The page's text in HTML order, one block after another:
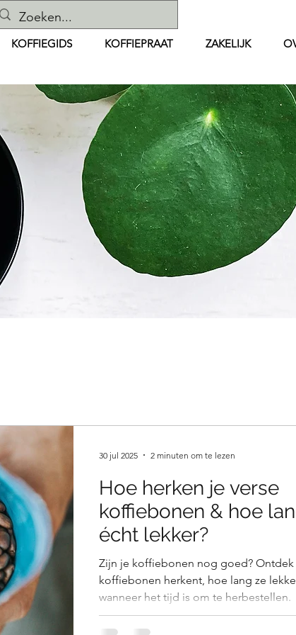
KOFFIEGIDS KOFFIEPRAAT ZAKELIJK
Hoe herken je verse
koffiebonen & hoe
écht lekker?
Zijn je koffiebonen nog goed? Ontdek
koffiebonen herkent, hoe lang ze
wanneer het tijd is om te herbestellen.
30 jul 2025 2 minuten om te lezen